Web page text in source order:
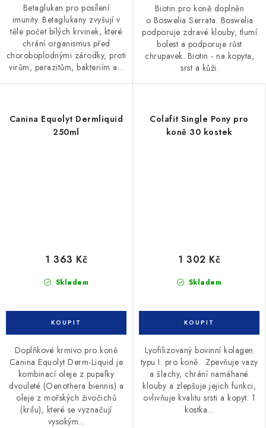
Betaglukan pro posílení
imunity. Betaglukany zvyšují v
těle počet bílých krvinek, které
chrání organismus před
choroboplodnými zárodky, proti
virům, parazitům, bakteriím a...
Biotin pro koně doplněn
o Boswelia Serrata. Boswelia
podporuje zdravé klouby, tlumí
bolest a podporuje růst
chrupavek. Biotin - na kopyta,
srst a kůži.
Canina Equolyt Dermliquid
250ml
Skladem
1 363 Kč
Doplňkové krmivo pro koně
Canina Equolyt Derm-Liquid je
kombinací oleje z pupalky
dvouleté (Oenothera biennis) a
oleje z mořských živočichů
(krilu), které se vyznačují
vysokým...
Colafit Single Pony pro
koně 30 kostek
Skladem
1 302 Kč
Lyofilizovaný bovinní kolagen
typu I. pro koně. Zpevňuje vazy
a šlachy, chrání namáhané
klouby a zlepšuje jejich funkci,
ovlivňuje kvalitu srsti a kopyt. 1
kostka...